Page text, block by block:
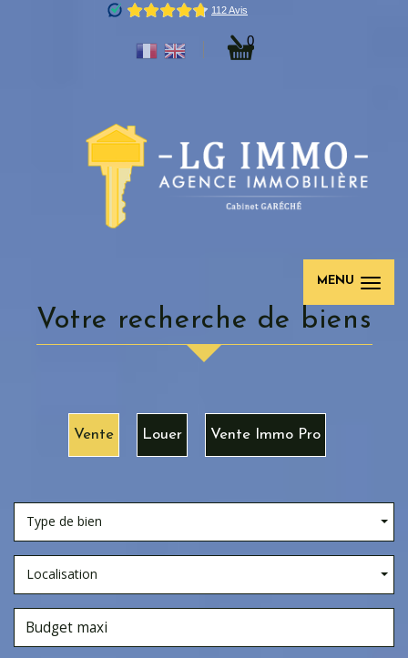
0
MENU
votre recherche de biens
Vente Louer Vente Immo Pro
Type de bien
Localisation